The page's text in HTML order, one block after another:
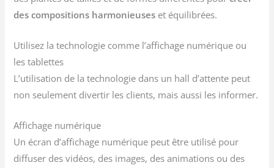
des compositions harmonieuses et équilibrées.
Utilisez la technologie comme l’affichage numérique ou
les tablettes
L’utilisation de la technologie dans un hall d’attente peut
non seulement divertir les clients, mais aussi les informer.
Affichage numérique
Un écran d’affichage numérique peut être utilisé pour
diffuser des vidéos, des images, des animations ou des